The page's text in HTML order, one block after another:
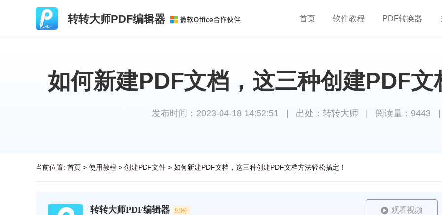
转转大师PDF编辑器 首页 软件教程 PDF转换器
如何新建PDF文档，这三种创建PDF
发布时间：2023-04-18 14:52:51 出处：转转大师 阅读量：9443
当前位置: 首页 > 使用教程 > 创建PDF文件 > 如何新建PDF文档，这三种创建PDF文档方法轻松搞定！
转转大师PDF编辑器 9.9分 观看视频